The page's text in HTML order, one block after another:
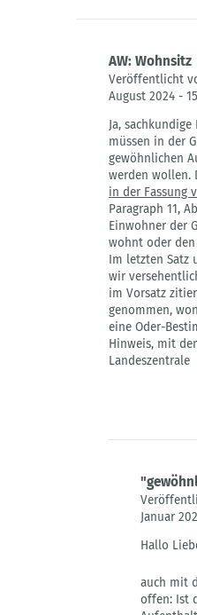
AW: Wohnsitz
Veröffentlicht
August 2024 -
auf
Wohnsitz
von
Philip
M
Ja, sachkundige
müssen in der
gewöhnlichen
werden wollen.
in der Fassung
Paragraph 11,
Einwohner der
wohnt oder
Im letzten Satz
wir
im Vorsatz
genommen,
eine Oder-
Hinweis, mit
Landeszentrale
Januar
auf
Wohnsitz
von
Hallo
auch mit
offen: Ist